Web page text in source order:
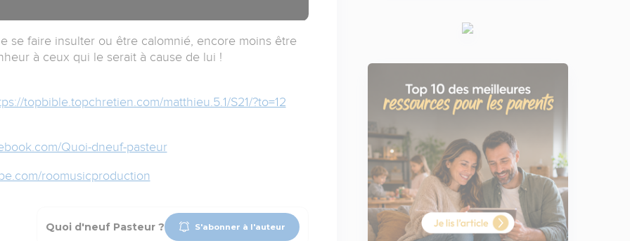
se faire insulter ou être calomnié, encore moins être
à ceux qui le serait à cause de lui !
topbible.topchretien.com/matthieu.5.1/S21/?to=12
Quoi-dneuf-pasteur
roomusicproduction
Quoi d'neuf Pasteur ? S'abonner à l'auteur